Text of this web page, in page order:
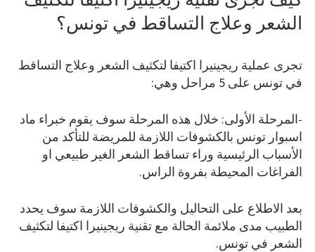
الشعر وعلاج التساقط في تونس؟
تجرى عملية ريجينيرا اكتيفا لتكثيف الشعر وعلاج التساقط
في تونس على 5 مراحل وهي:
-المرحلة الأولى: خلال هذه المرحلة سوف يقوم خبراء ماد
اسبوار تونس بالكشوفات اللازمة للمريضة للتأكد من
الأسباب الرئيسية وراء تساقط الشعر الغير طبيعي او
الفراغات المحيطة بفروة الراس.
بعد الاطلاع على التحاليل والكشوفات اللازمة سوف يحدد
الطبيب مدى ملائمة الحالة مع تقنية ريجينيرا اكتيفا لتكثيف
الشعر في تونس.